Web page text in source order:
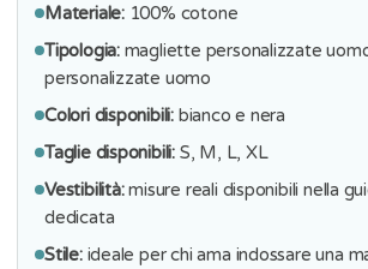
Materiale:100% cotone
Tipologia:magliette personalizzate
personalizzate uomo
Colori disponibili: bianco e nera
Taglie disponibili: S, M, L, XL
Vestibilità:misure reali disponibili nella
dedicata
Stile:ideale per chi ama indossare una